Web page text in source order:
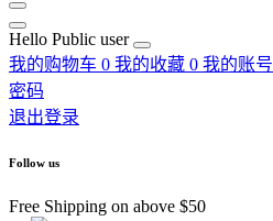
Hello Public user
我的购物车 0 我的收藏 0 我的账号
密码
退出登录
Follow us
Free Shipping on above $50